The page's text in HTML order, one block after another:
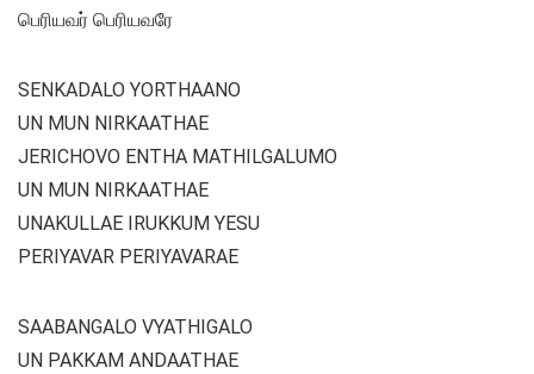
பெரியவர் பெரியவரே
SENKADALO YORTHAANO
UN MUN NIRKAATHAE
JERICHOVO ENTHA MATHILGALUMO
UN MUN NIRKAATHAE
UNAKULLAE IRUKKUM YESU
PERIYAVAR PERIYAVARAE
SAABANGALO VYATHIGALO
UN PAKKAM ANDAATHAE